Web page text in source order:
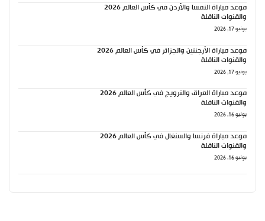
موعد مباراة النمسا والأردن في كأس العالم 2026
والقنوات الناقلة
يونيو 17, 2026
موعد مباراة الأرجنتين والجزائر في كأس العالم 2026
والقنوات الناقلة
يونيو 17, 2026
موعد مباراة العراق والنرويج في كأس العالم 2026
والقنوات الناقلة
يونيو 16, 2026
موعد مباراة فرنسا والسنغال في كأس العالم 2026
والقنوات الناقلة
يونيو 16, 2026